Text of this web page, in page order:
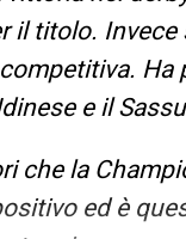
il titolo.
e il
che la
ed è